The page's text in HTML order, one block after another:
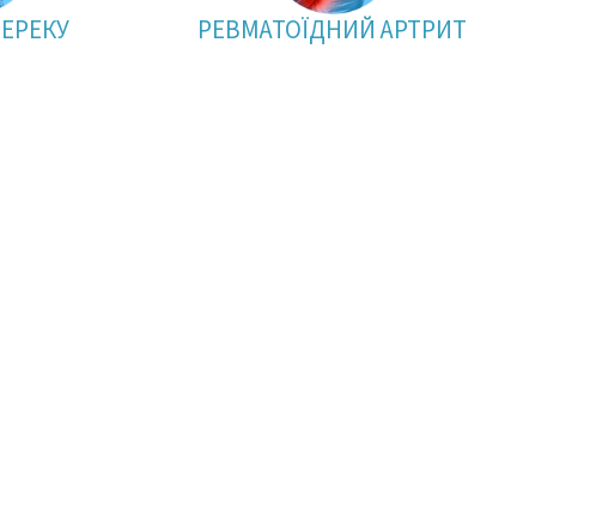
РЕВМАТОЇДНИЙ АРТРИТ